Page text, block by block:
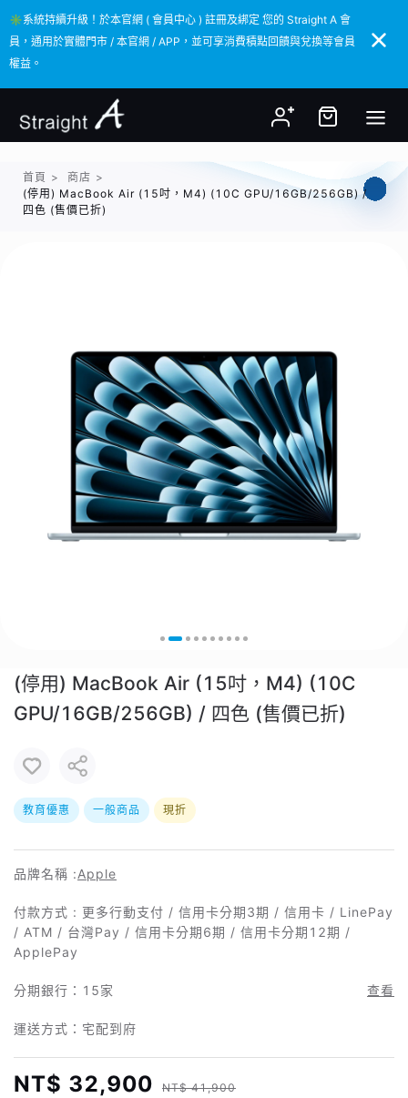
✳️系統持續升級！於本官網 ( 會員中心 ) 註冊及綁定 您的 Straight A 會
員，通用於實體門市 / 本官網 / APP，並可享消費積點回饋與兌換等會員
權益。
✳️系統持續升級！於本官網 ( 會員中心 ) 註冊及綁定 您的 Straight A 會
員，通用於實體門市 / 本官網 / APP，並可享消費積點回饋與兌換等會員
權益。
首頁 > 商店 >
(停用) MacBook Air (15吋，M4) (10C GPU/16GB/256GB) /
四色 (售價已折)
(停用) MacBook Air (15吋，M4) (10C
GPU/16GB/256GB) / 四色 (售價已折)
教育優惠 一般商品 現折
品牌名稱 :Apple
付款方式 : 更多行動支付 / 信用卡分期3期 / 信用卡 / LinePay
/ ATM / 台灣Pay / 信用卡分期6期 / 信用卡分期12期 /
ApplePay
分期銀行： 15家 查看
運送方式：宅配到府
NT$ 32,900 NT$ 41,900